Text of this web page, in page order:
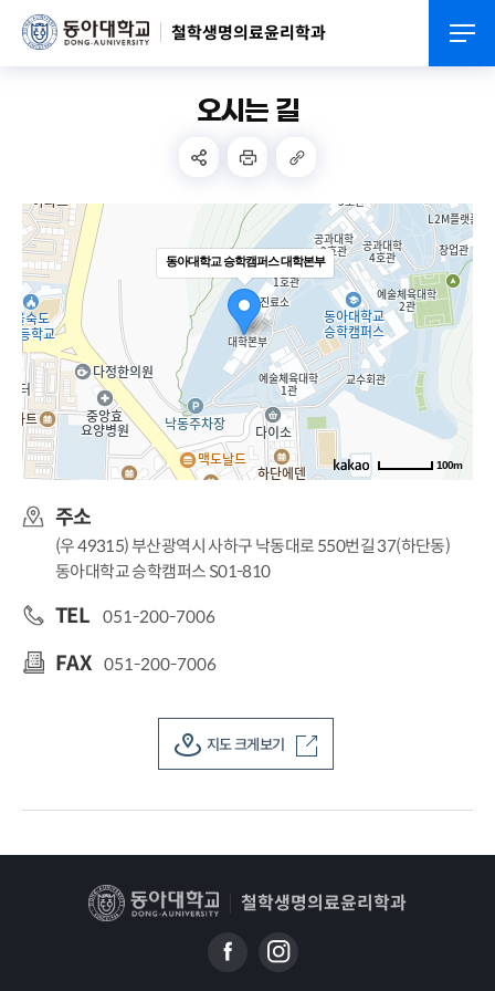
철학생명의료윤리학과
오시는 길
250m
동아대학교 승학캠퍼스 대학본부
100m
주소
(우 49315) 부산광역시 사하구 낙동대로 550번길 37(하단동)
동아대학교 승학캠퍼스 S01-810
TEL 051-200-7006
FAX 051-200-7006
지도 크게보기
철학생명의료윤리학과